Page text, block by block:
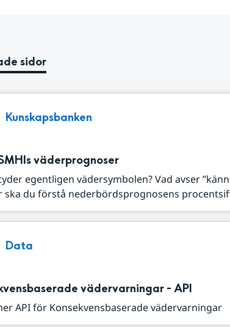
sidor
Kunskapsbanken
väderprognoser
egentligen vädersymbolen? Vad avser
ska du förstå nederbördsprognosens
Data
vädervarningar - API
API för Konsekvensbaserade vädervarningar